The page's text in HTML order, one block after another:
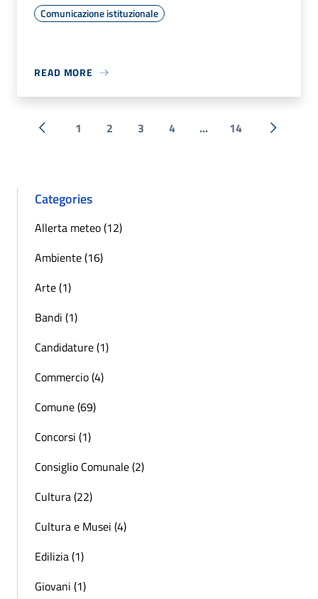
Comunicazione istituzionale
READ MORE
« Previous
1 2 3 4 ... 14 Next »
Categories
Allerta meteo (12)
Ambiente (16)
Arte (1)
Bandi (1)
Candidature (1)
Commercio (4)
Comune (69)
Concorsi (1)
Consiglio Comunale (2)
Cultura (22)
Cultura e Musei (4)
Edilizia (1)
Giovani (1)